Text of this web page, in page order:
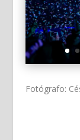
Fotógrafo: